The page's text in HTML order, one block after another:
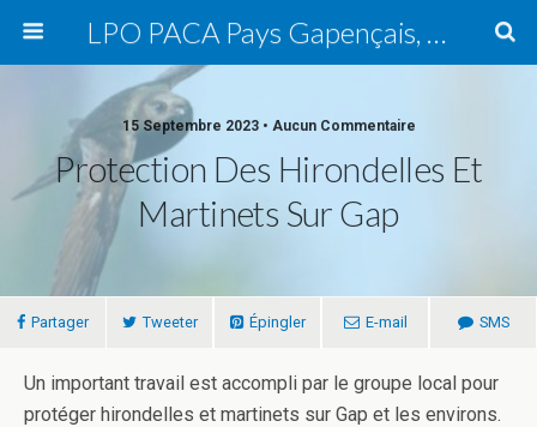
LPO PACA Pays Gapençais, groupe local
15 Septembre 2023 • Aucun Commentaire
Protection Des Hirondelles Et
Martinets Sur Gap
Partager Tweeter Épingler E-mail SMS
Un important travail est accompli par le groupe local pour
protéger hirondelles et martinets sur Gap et les environs.